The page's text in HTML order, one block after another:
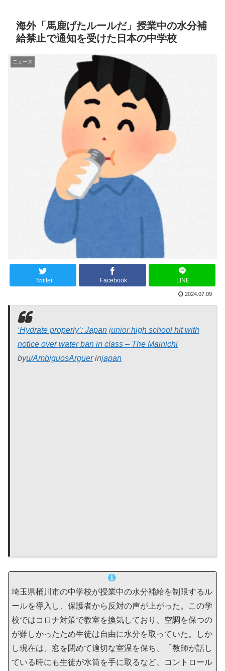
海外「馬鹿げたルールだ」授業中の水分補
給禁止で通知を受けた日本の中学校
ニュース
Twitter Facebook LINE
2024.07.09
‘Hydrate properly’: Japan junior high school hit with
notice over water ban in class – The Mainichi
byu/AmbiguosArguerinjapan
埼玉県桶川市の中学校が授業中の水分補給を制限するル
ールを導入し、保護者から反対の声が上がった。この学
校ではコロナ対策で教室を換気しており、空調を保つの
が難しかったため生徒は自由に水分を取っていた。しか
し現在は、窓を閉めて適切な室温を保ち、「教師が話し
ている時にも生徒が水筒を手に取るなど、コントロール